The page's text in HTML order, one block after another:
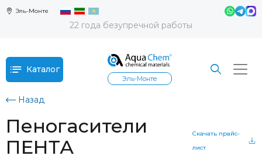
Эль-Монте
22 года безупречной работы
Каталог
Эль-Монте
Назад
Пеногасители
ПЕНТА
Скачать прайс-
лист